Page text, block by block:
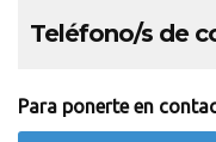
Teléfono/s de
Para ponerte en